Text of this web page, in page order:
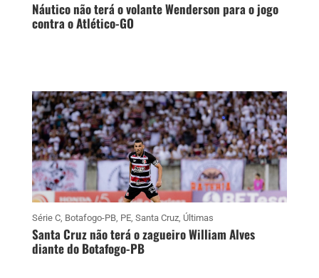
Náutico não terá o volante Wenderson para o jogo
contra o Atlético-GO
Série C, Botafogo-PB, PE, Santa Cruz, Últimas
Santa Cruz não terá o zagueiro William Alves
diante do Botafogo-PB